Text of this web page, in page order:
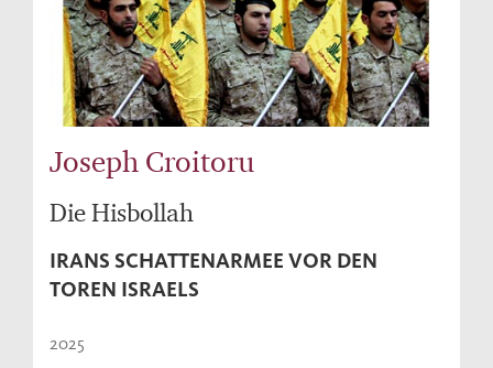
Joseph Croitoru
Die Hisbollah
IRANS SCHATTENARMEE VOR DEN
TOREN ISRAELS
2025